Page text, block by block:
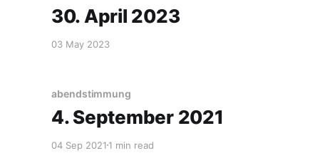
30. April 2023
03 May 2023
abendstimmung
4. September 2021
04 Sep 2021 1 min read